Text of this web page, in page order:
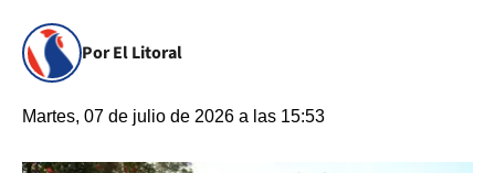
Por El Litoral
Martes, 07 de julio de 2026 a las 15:53